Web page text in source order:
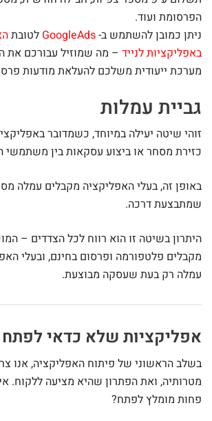
הפרסומת ועוד.
ניתן כמובן להשתמש ב-GoogleAds לטובת
באפליקציות לנייד – מה שמוזיל עבורכם את
מערכת ייעודית משלכם להעלאת מודעות
גביית עמלות
זוהי שיטה יעילה במיוחד, כשמדובר
כזירת מסחר או ביצוע עסקאות בין משתמשי
באופן זה, בעלי האפליקציה מקבלים עמלה
שמתבצעת דרכה.
היתרון בשיטה זו הוא רווח לכל הצדדים –
מקבלים פלטפורמה ופרסום בחינם, ובעלי
עמלה רק בעת שעסקה מבוצעת.
אפליקציות שלא כדאי לפתח
בשלב הראשוני של פיתוח האפליקציה, אנו
מטרותיה, ואת הפתרון שהיא מציעה ללקוח.
פחות מומלץ לפתח?